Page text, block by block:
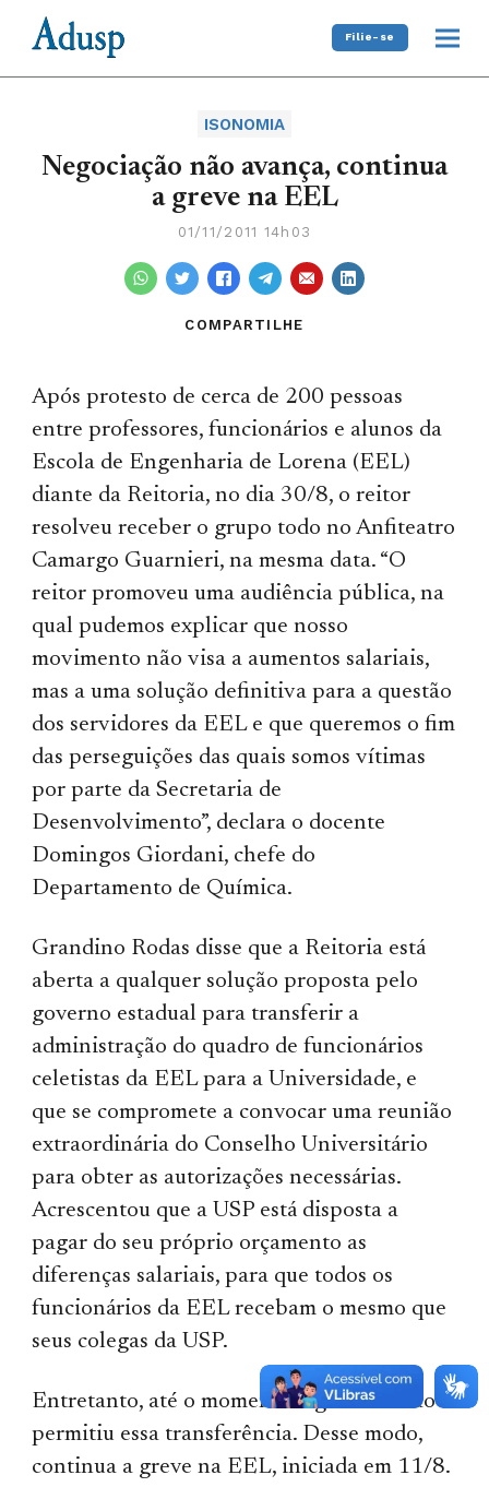
Filie-se
ISONOMIA
Negociação não avança, continua
a greve na EEL
01/11/2011 14h03
COMPARTILHE
Após protesto de cerca de 200 pessoas
entre professores, funcionários e alunos da
Escola de Engenharia de Lorena (EEL)
diante da Reitoria, no dia 30/8, o reitor
resolveu receber o grupo todo no Anfiteatro
Camargo Guarnieri, na mesma data. “O
reitor promoveu uma audiência pública, na
qual pudemos explicar que nosso
movimento não visa a aumentos salariais,
mas a uma solução definitiva para a questão
dos servidores da EEL e que queremos o fim
das perseguições das quais somos vítimas
por parte da Secretaria de
Desenvolvimento”, declara o docente
Domingos Giordani, chefe do
Departamento de Química.
Grandino Rodas disse que a Reitoria está
aberta a qualquer solução proposta pelo
governo estadual para transferir a
administração do quadro de funcionários
celetistas da EEL para a Universidade, e
que se compromete a convocar uma reunião
extraordinária do Conselho Universitário
para obter as autorizações necessárias.
Acrescentou que a USP está disposta a
pagar do seu próprio orçamento as
diferenças salariais, para que todos os
funcionários da EEL recebam o mesmo que
seus colegas da USP.
Entretanto, até o momento o governo não
permitiu essa transferência. Desse modo,
continua a greve na EEL, iniciada em 11/8.